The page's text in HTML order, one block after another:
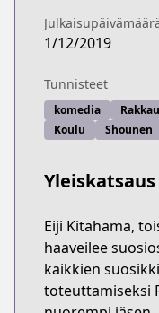
1/12/2019
Tunnisteet
komedia
Koulu
Shounen
Yleiskatsaus
Eiji Kitahama,
haaveilee
kaikkien
toteuttamiseksi